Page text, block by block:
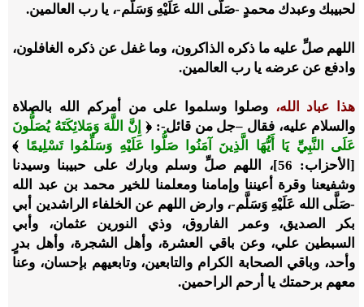
لحبيبك وعبدك محمدٍ -صَلَّى الله عَلَيْهِ وَسَلَّم-، يا رب العالمين.
اللهم صلِّ عليه ما ذكره الذاكرون، وما غفل عن ذكره الغافلون،
وادفع عن عرضه يا رب العالمين.
هذا عباد الله، وصلوا وسلموا على من أمركم الله بالصلاة
والسلام عليه، فقال –جل من قائل-: ﴿ إِنَّ اللَّهَ وَمَلائِكَتَهُ يُصَلُّونَ
عَلَى النَّبِيِّ يَا أَيُّهَا الَّذِينَ آمَنُوا صَلُّوا عَلَيْهِ وَسَلِّمُوا تَسْلِيمًا ﴾
[الأحزاب: 56]، اللهم صلِّ وسلم وبارك على حبيبنا وسيدنا
وشفيعنا وقرة أعيننا وإمامنا ومعلمنا للخير محمد بن عبد الله
-صَلَّى الله عَلَيْهِ وَسَلَّم-، وارض اللهم عن الخلفاء الراشدين أبي
بكر الصديق، وعمر الفاروق، وذي النورين عثمان، وأبي
السبطين علي، وعن باقي العشرة، وأهل الشجرة، وأهل بدرٍ
وأحد، وباقي الصحابة الكرام والتابعين، وتابعيهم بإحسان، وعنا
معهم برحمتك يا أرحم الراحمين.